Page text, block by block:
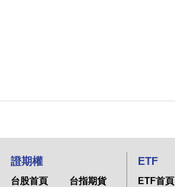
證期權
台股首頁
台指期貨
ETF
ETF首頁